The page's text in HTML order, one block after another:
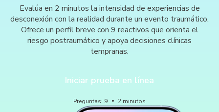
Evalúa en 2 minutos la intensidad de experiencias de
desconexión con la realidad durante un evento traumático.
Ofrece un perfil breve con 9 reactivos que orienta el
riesgo postraumático y apoya decisiones clínicas
tempranas.
Iniciar prueba en línea
Preguntas: 9 2 minutos